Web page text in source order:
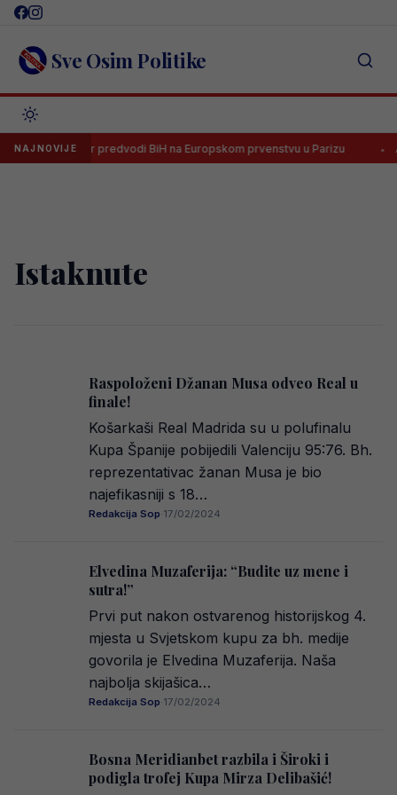
Skip
content Sve Osim Politike
NAJNOVIJE
Lana Pudar predvodi BiH na Europskom prvenstvu u Parizu
Istaknute
Raspoloženi Džanan Musa odveo Real u
finale!
Košarkaši Real Madrida su u polufinalu
Kupa Španije pobijedili Valenciju 95:76. Bh.
reprezentativac žanan Musa je bio
najefikasniji s 18…
Redakcija Sop·17/02/2024
Elvedina Muzaferija: “Budite uz mene i
sutra!”
Prvi put nakon ostvarenog historijskog 4.
mjesta u Svjetskom kupu za bh. medije
govorila je Elvedina Muzaferija. Naša
najbolja skijašica…
Redakcija Sop·17/02/2024
Bosna Meridianbet razbila i Široki i
podigla trofej Kupa Mirza Delibašić!